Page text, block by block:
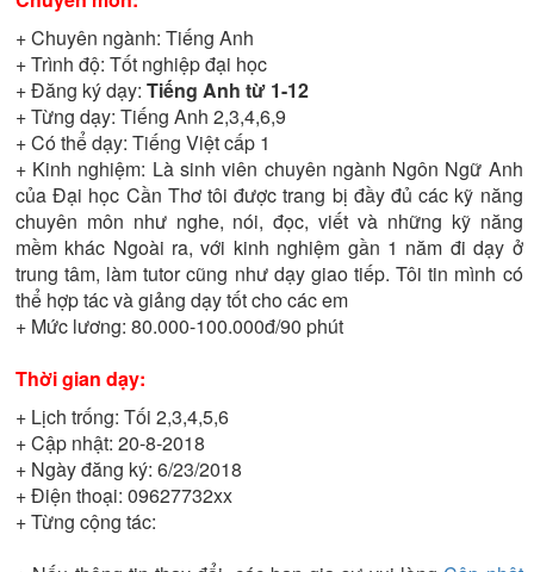
+ Chuyên ngành: Tiếng Anh
+ Trình độ: Tốt nghiệp đại học
+ Đăng ký dạy: Tiếng Anh từ 1-12
+ Từng dạy: Tiếng Anh 2,3,4,6,9
+ Có thể dạy: Tiếng Việt cấp 1
+ Kinh nghiệm: Là sinh viên chuyên ngành Ngôn Ngữ Anh
của Đại học Cần Thơ tôi được trang bị đầy đủ các kỹ năng
chuyên môn như nghe, nói, đọc, viết và những kỹ năng
mềm khác Ngoài ra, với kinh nghiệm gần 1 năm đi dạy ở
trung tâm, làm tutor cũng như dạy giao tiếp. Tôi tin mình có
thể hợp tác và giảng dạy tốt cho các em
+ Mức lương: 80.000-100.000đ/90 phút
Thời gian dạy:
+ Lịch trống: Tối 2,3,4,5,6
+ Cập nhật: 20-8-2018
+ Ngày đăng ký: 6/23/2018
+ Điện thoại: 09627732xx
+ Từng cộng tác: